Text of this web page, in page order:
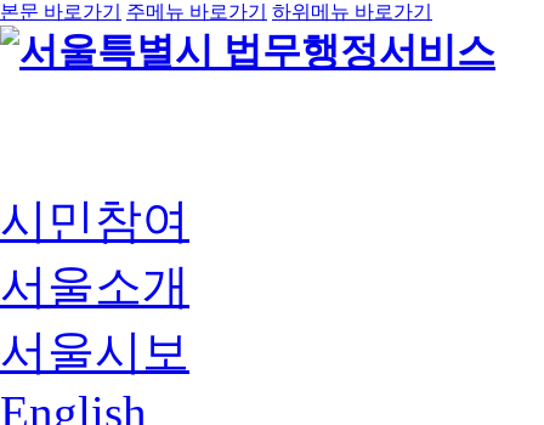
본문 바로가기 주메뉴 바로가기 하위메뉴 바로가기
시민참여
서울소개
서울시보
English